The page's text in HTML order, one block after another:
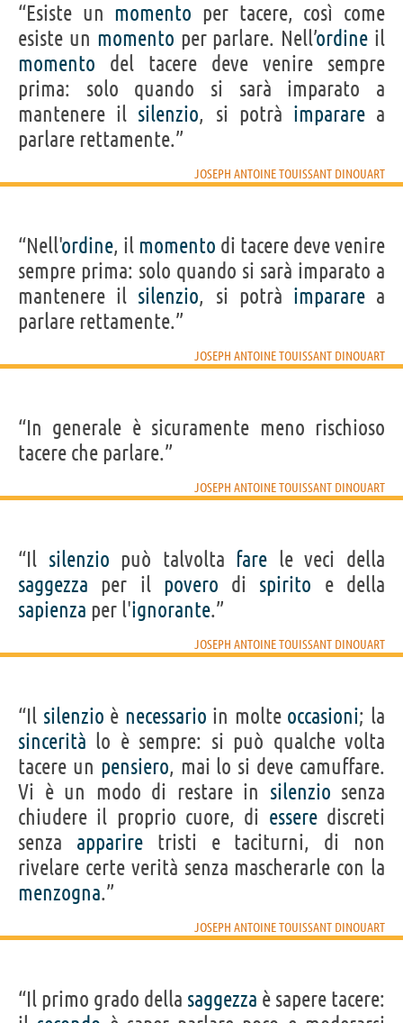
“Esiste un momento per tacere, così come
esiste un momento per parlare. Nell’ordine il
momento del tacere deve venire sempre
prima: solo quando si sarà imparato a
mantenere il silenzio, si potrà impararea
parlare rettamente.”
JOSEPH ANTOINE TOUISSANT DINOUART
“Nell'ordine, il momento di tacere deve venire
sempre prima: solo quando si sarà imparato a
mantenere il silenzio, si potrà impararea
parlare rettamente.”
JOSEPH ANTOINE TOUISSANT DINOUART
“In generale è sicuramente meno rischioso
tacere che parlare.”
JOSEPH ANTOINE TOUISSANT DINOUART
“Il silenzio può talvolta fare le veci della
saggezza per il povero di spirito e della
sapienza per l'ignorante.”
JOSEPH ANTOINE TOUISSANT DINOUART
“Il silenzio è necessario in molte occasioni; la
sincerità lo è sempre: si può qualche volta
tacere un pensiero, mai lo si deve camuffare.
Vi è un modo di restare in silenzio senza
chiudere il proprio cuore, di esserediscreti
senza appariretristi e taciturni, di non
rivelare certe verità senza mascherarle con la
menzogna.”
JOSEPH ANTOINE TOUISSANT DINOUART
“Il primo grado della saggezza è sapere tacere: